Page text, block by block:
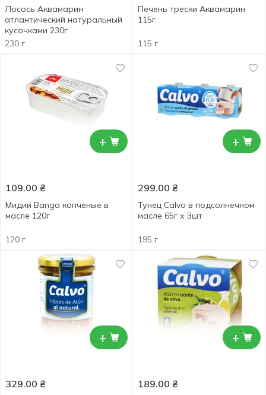
Лосось Аквамарин
атлантический натуральный
кусочками 230г
230 г
Печень трески Аквамарин
115г
115 г
+
109.00 ₴
Мидии Banga копченые в
масле 120г
120 г
+
299.00 ₴
Тунец Calvo в подсолнечном
масле 65г х 3шт
195 г
+
329.00 ₴
+
189.00 ₴